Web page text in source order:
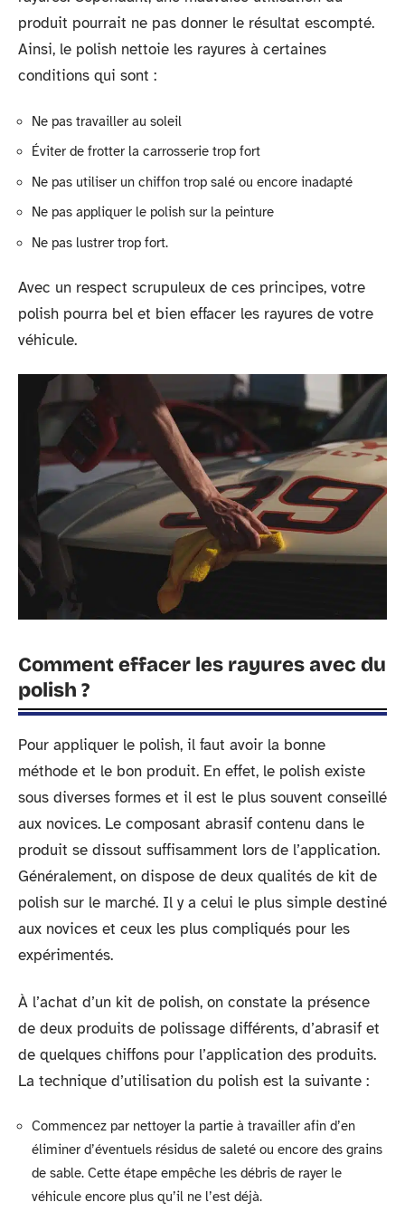
produit pourrait ne pas donner le résultat escompté.
Ainsi, le polish nettoie les rayures à certaines
conditions qui sont :
Ne pas travailler au soleil
Éviter de frotter la carrosserie trop fort
Ne pas utiliser un chiffon trop salé ou encore inadapté
Ne pas appliquer le polish sur la peinture
Ne pas lustrer trop fort.
Avec un respect scrupuleux de ces principes, votre
polish pourra bel et bien effacer les rayures de votre
véhicule.
Comment effacer les rayures avec du
polish ?
Pour appliquer le polish, il faut avoir la bonne
méthode et le bon produit. En effet, le polish existe
sous diverses formes et il est le plus souvent conseillé
aux novices. Le composant abrasif contenu dans le
produit se dissout suffisamment lors de l’application.
Généralement, on dispose de deux qualités de kit de
polish sur le marché. Il y a celui le plus simple destiné
aux novices et ceux les plus compliqués pour les
expérimentés.
À l’achat d’un kit de polish, on constate la présence
de deux produits de polissage différents, d’abrasif et
de quelques chiffons pour l’application des produits.
La technique d’utilisation du polish est la suivante :
Commencez par nettoyer la partie à travailler afin d’en
éliminer d’éventuels résidus de saleté ou encore des grains
de sable. Cette étape empêche les débris de rayer le
véhicule encore plus qu’il ne l’est déjà.